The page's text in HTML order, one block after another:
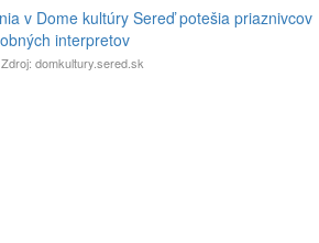
Zdroj: domkultury.sered.sk